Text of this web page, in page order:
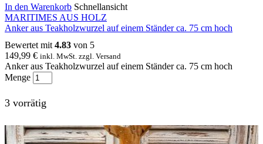
In den Warenkorb Schnellansicht
MARITIMES AUS HOLZ
Anker aus Teakholzwurzel auf einem Ständer ca. 75 cm hoch
Bewertet mit 4.83 von 5
149,99 € inkl. MwSt. zzgl. Versand
Anker aus Teakholzwurzel auf einem Ständer ca. 75 cm hoch
Menge
3 vorrätig